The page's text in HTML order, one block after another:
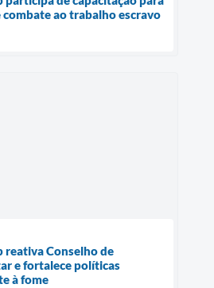
ao trabalho escravo
reativa Conselho de
e fortalece políticas
à fome